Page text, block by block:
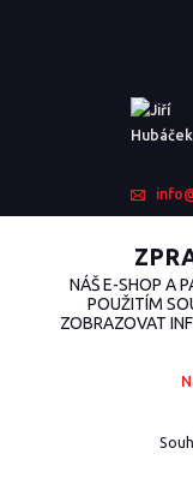
NÁŠ E-SHOP A
POUŽITÍM
ZOBRAZOVAT